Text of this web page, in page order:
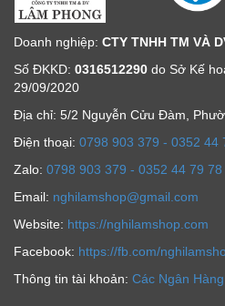
Doanh nghiệp: CTY TNHH TM VÀ
Số ĐKKD: 0316512290 do Sở Kế
29/09/2020
Địa chỉ: 5/2 Nguyễn Cửu Đàm,
Ðiện thoại: 0798 903 379 - 0352 44
Zalo: 0798 903 379 - 0352 44 79 78
Email: nghilamshop@gmail.com
Website: https://nghilamshop.com
Facebook: https://fb.com/
Thông tin tài khoản: Các Ngân Hàng